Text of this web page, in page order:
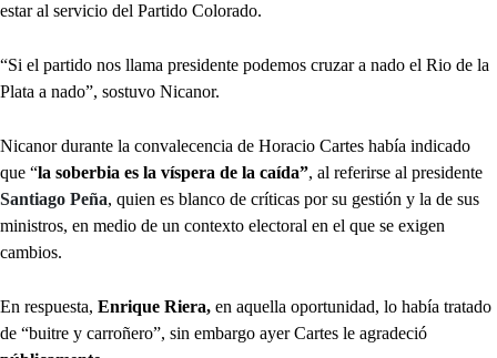
estar al servicio del Partido Colorado.
“Si el partido nos llama presidente podemos cruzar a nado el Rio de la
Plata a nado”, sostuvo Nicanor.
Nicanor durante la convalecencia de Horacio Cartes había indicado
que “la soberbia es la víspera de la caída”, al referirse al presidente
Santiago Peña, quien es blanco de críticas por su gestión y la de sus
ministros, en medio de un contexto electoral en el que se exigen
cambios.
En respuesta, Enrique Riera, en aquella oportunidad, lo había tratado
de “buitre y carroñero”, sin embargo ayer Cartes le agradeció